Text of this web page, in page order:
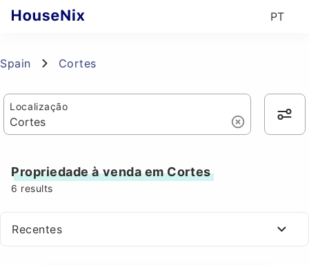
PT
Spain Cortes
Localização
Propriedade à venda em Cortes
6 results
Recentes